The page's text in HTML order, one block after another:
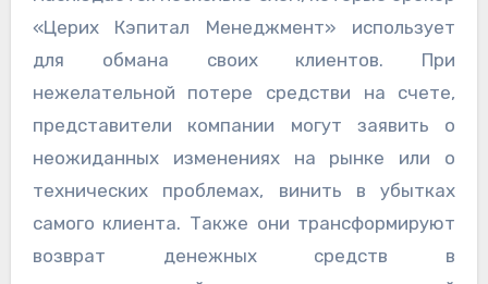
«Церих Кэпитал Менеджмент» использует
для обмана своих клиентов. При
нежелательной потере средстви на счете,
представители компании могут заявить о
неожиданных изменениях на рынке или о
технических проблемах, винить в убытках
самого клиента. Также они трансформируют
возврат денежных средств в